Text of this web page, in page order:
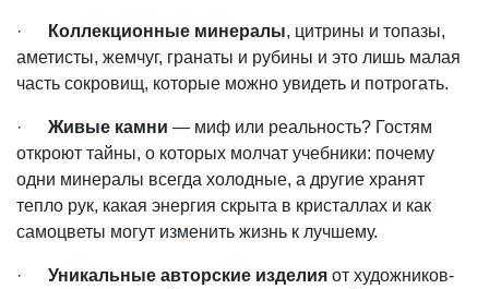
· Коллекционные минералы, цитрины и топазы,
аметисты, жемчуг, гранаты и рубины и это лишь малая
часть сокровищ, которые можно увидеть и потрогать.
· Живые камни — миф или реальность? Гостям
откроют тайны, о которых молчат учебники: почему
одни минералы всегда холодные, а другие хранят
тепло рук, какая энергия скрыта в кристаллах и как
самоцветы могут изменить жизнь к лучшему.
· Уникальные авторские изделия от художников-